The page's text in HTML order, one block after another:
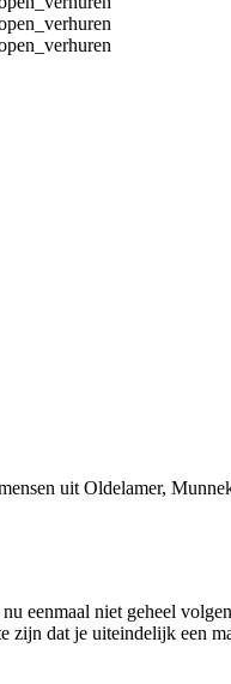
uit Oldelamer,
eenmaal niet geheel
zijn dat je uiteindelijk een